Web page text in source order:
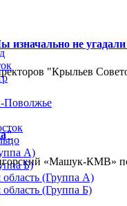
не угадали
"Крыльев
«Машук-КМВ»
А)
Б)
область (Группа А)
(Группа Б)